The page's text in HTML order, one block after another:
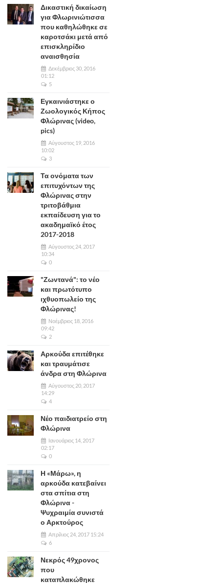
Δικαστική δικαίωση
για Φλωρινιώτισσα
που καθηλώθηκε σε
καροτσάκι μετά από
επισκληρίδιο
αναισθησία
Δεκέμβριος 30, 2016
01:12
5
Εγκαινιάστηκε ο
Ζωολογικός Κήπος
Φλώρινας (video,
pics)
Αύγουστος 19, 2016
10:02
3
Τα ονόματα των
επιτυχόντων της
Φλώρινας στην
τριτοβάθμια
εκπαίδευση για το
ακαδημαϊκό έτος
2017-2018
Αύγουστος 24, 2017
10:34
0
"Ζωντανά": το νέο
και πρωτότυπο
ιχθυοπωλείο της
Φλώρινας!
Νοέμβριος 18, 2016
09:42
2
Αρκούδα επιτέθηκε
και τραυμάτισε
άνδρα στη Φλώρινα
Αύγουστος 20, 2017
14:29
4
Νέο παιδιατρείο στη
Φλώρινα
Ιανουάριος 14, 2017
02:17
0
Η «Μάρω», η
αρκούδα κατεβαίνει
στα σπίτια στη
Φλώρινα -
Ψυχραιμία συνιστά
ο Αρκτούρος
Απρίλιος 24, 2017 15:24
6
Νεκρός 49χρονος
που
καταπλακώθηκε